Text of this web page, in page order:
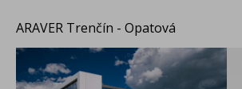
ARAVER Trenčín - Opatová